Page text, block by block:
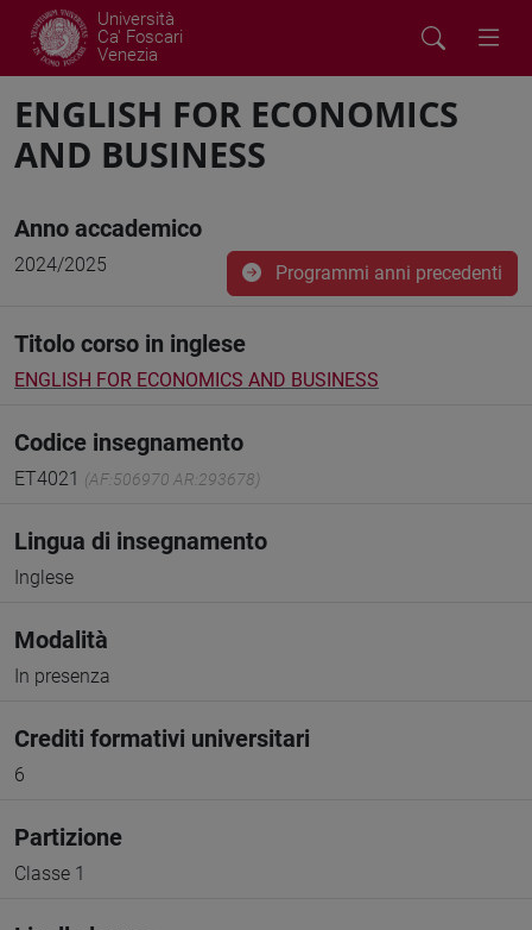
Università
Ca' Foscari
Venezia
ENGLISH FOR ECONOMICS
AND BUSINESS
Anno accademico
2024/2025 Programmi anni precedenti
Titolo corso in inglese
ENGLISH FOR ECONOMICS AND BUSINESS
Codice insegnamento
ET4021 (AF:506970 AR:293678)
Lingua di insegnamento
Inglese
Modalità
In presenza
Crediti formativi universitari
6
Partizione
Classe 1